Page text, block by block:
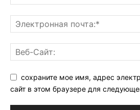
сохраните мое имя, адрес
сайт в этом браузере для